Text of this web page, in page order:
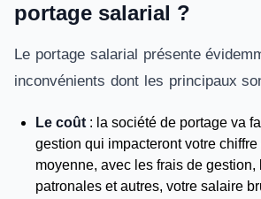
portage salarial ?
Le portage salarial présente
inconvénients dont les principaux
Le coût : la société de portage va
gestion qui impacteront votre chiffre
moyenne, avec les frais de gestion,
patronales et autres, votre salaire